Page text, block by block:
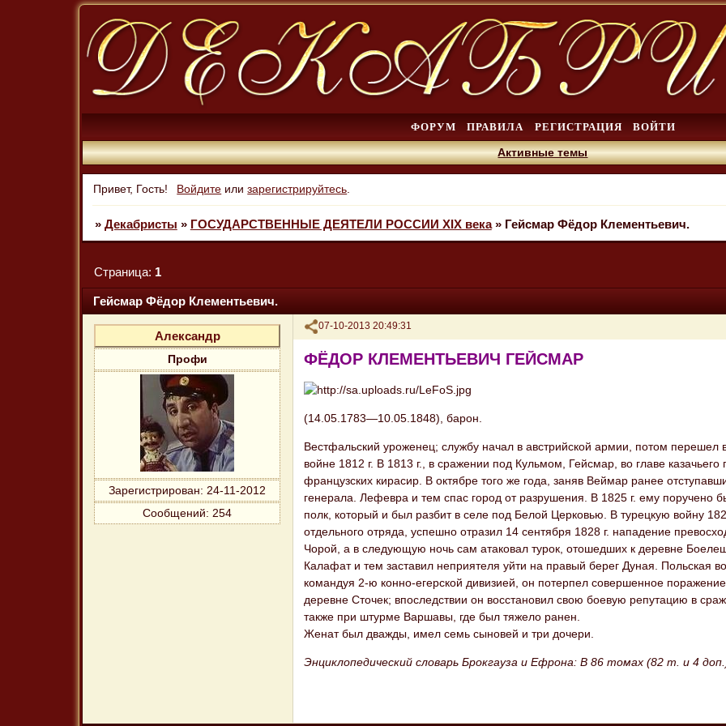
ФОРУМ ПРАВИЛА РЕГИСТРАЦИЯ ВОЙТИ
Активные темы
Привет, Гость! Войдите илизарегистрируйтесь.
» Декабристы » ГОСУДАРСТВЕННЫЕ ДЕЯТЕЛИ РОССИИ XIX века » Гейсмар Фёдор Клементьевич.
Гейсмар Фёдор Клементьевич.
Страница: 1
Поделиться
07-10-2013 20:49:31
Александр
Профи
Зарегистрирован: 24-11-2012
Сообщений: 254
ФЁДОР КЛЕМЕНТЬЕВИЧ ГЕЙСМАР
(14.05.1783—10.05.1848), барон.
Вестфальский уроженец; службу начал в австрийской армии, потом перешел
войне 1812 г. В 1813 г., в сражении под Кульмом, Гейсмар, во главе
французских кирасир. В октябре того же года, заняв Веймар ранее
генерала. Лефевра и тем спас город от разрушения. В 1825 г. ему поручено
полк, который и был разбит в селе под Белой Церковью. В турецкую войну
отдельного отряда, успешно отразил 14 сентября 1828 г. нападение
Чорой, а в следующую ночь сам атаковал турок, отошедших к деревне
Калафат и тем заставил неприятеля уйти на правый берег Дуная. Польская
командуя 2-ю конно-егерской дивизией, он потерпел совершенное
деревне Сточек; впоследствии он восстановил свою боевую репутацию в
также при штурме Варшавы, где был тяжело ранен.
Женат был дважды, имел семь сыновей и три дочери.
Энциклопедический словарь Брокгауза и Ефрона: В 86 томах (82 т. и 4